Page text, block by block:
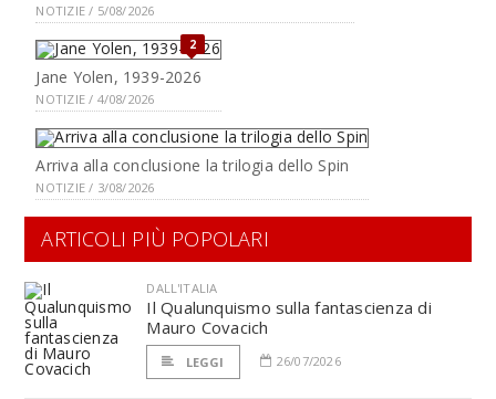
NOTIZIE / 5/08/2026
2
Jane Yolen, 1939-2026
NOTIZIE / 4/08/2026
Arriva alla conclusione la trilogia dello Spin
NOTIZIE / 3/08/2026
ARTICOLI PIÙ POPOLARI
DALL'ITALIA
Il Qualunquismo sulla fantascienza di
Mauro Covacich
LEGGI 26/07/2026